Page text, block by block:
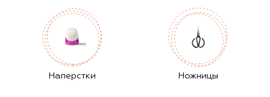
Наперстки Ножницы